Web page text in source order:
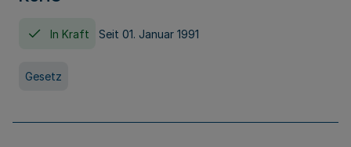
In Kraft Seit 01. Januar 1991
Gesetz